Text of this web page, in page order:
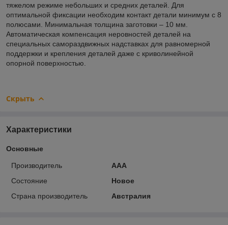
тяжелом режиме небольших и средних деталей. Для
оптимальной фиксации необходим контакт детали минимум с 8
полюсами. Минимальная толщина заготовки – 10 мм.
Автоматическая компенсация неровностей деталей на
специальных самораздвижных надставках для равномерной
поддержки и крепления деталей даже с криволинейной
опорной поверхностью.
Скрыть
Характеристики
Основные
Производитель
ААА
Состояние
Новое
Страна производитель
Австралия